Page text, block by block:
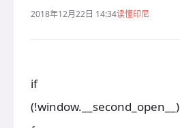
2018年12月22日 14:34读懂印尼
if
(!window.__second_open__)